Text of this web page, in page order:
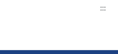
:::